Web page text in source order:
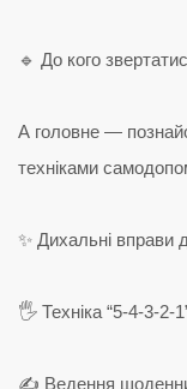
🔹 До кого
А головне —
техніками
✨ Дихальні вправи
🖐️ Техніка “5-4-3-2-
✍️ Ведення